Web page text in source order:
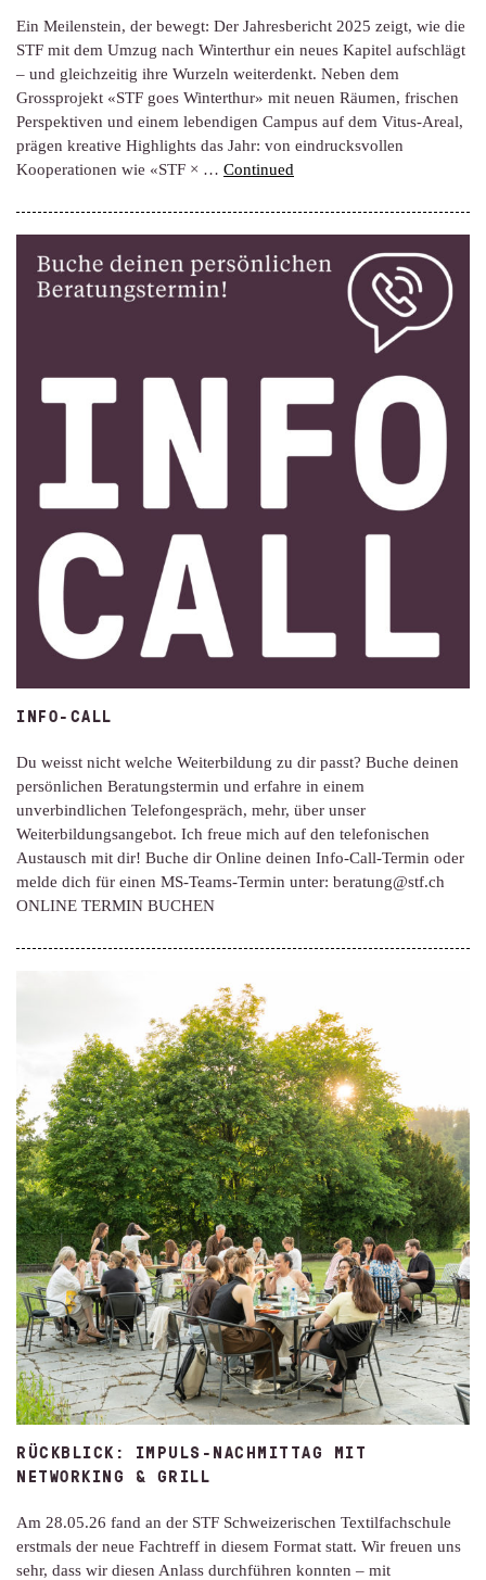
Ein Meilenstein, der bewegt: Der Jahresbericht 2025 zeigt, wie die
STF mit dem Umzug nach Winterthur ein neues Kapitel aufschlägt
– und gleichzeitig ihre Wurzeln weiterdenkt. Neben dem
Grossprojekt «STF goes Winterthur» mit neuen Räumen, frischen
Perspektiven und einem lebendigen Campus auf dem Vitus-Areal,
prägen kreative Highlights das Jahr: von eindrucksvollen
Kooperationen wie «STF × … Continued
INFO-CALL
Du weisst nicht welche Weiterbildung zu dir passt? Buche deinen
persönlichen Beratungstermin und erfahre in einem
unverbindlichen Telefongespräch, mehr, über unser
Weiterbildungsangebot. Ich freue mich auf den telefonischen
Austausch mit dir! Buche dir Online deinen Info-Call-Termin oder
melde dich für einen MS-Teams-Termin unter: beratung@stf.ch
ONLINE TERMIN BUCHEN
RÜCKBLICK: IMPULS-NACHMITTAG MIT
NETWORKING & GRILL
Am 28.05.26 fand an der STF Schweizerischen Textilfachschule
erstmals der neue Fachtreff in diesem Format statt. Wir freuen uns
sehr, dass wir diesen Anlass durchführen konnten – mit